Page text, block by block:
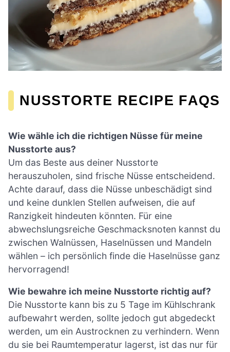
NUSSTORTE RECIPE FAQS
Wie wähle ich die richtigen Nüsse für meine
Nusstorte aus?
Um das Beste aus deiner Nusstorte
herauszuholen, sind frische Nüsse entscheidend.
Achte darauf, dass die Nüsse unbeschädigt sind
und keine dunklen Stellen aufweisen, die auf
Ranzigkeit hindeuten könnten. Für eine
abwechslungsreiche Geschmacksnoten kannst du
zwischen Walnüssen, Haselnüssen und Mandeln
wählen – ich persönlich finde die Haselnüsse ganz
hervorragend!
Wie bewahre ich meine Nusstorte richtig auf?
Die Nusstorte kann bis zu 5 Tage im Kühlschrank
aufbewahrt werden, sollte jedoch gut abgedeckt
werden, um ein Austrocknen zu verhindern. Wenn
du sie bei Raumtemperatur lagerst, ist das nur für